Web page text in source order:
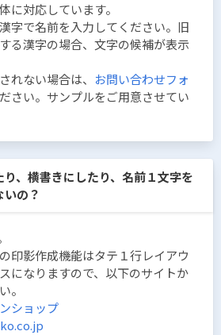
に対応しています。
字で名前を入力してください。旧
る漢字の場合、文字の候補が表示
れない場合は、 お問い合わせフォ
さい。サンプルをご用意させてい
、横書きにしたり、名前１文字を
の？
印影作成機能はタテ１行レイアウ
になりますので、以下のサイトか
。
ショップ